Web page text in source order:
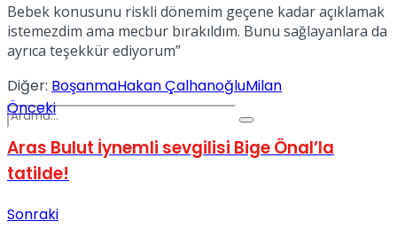
Bebek konusunu riskli dönemim geçene kadar açıklamak
istemezdim ama mecbur bırakıldım. Bunu sağlayanlara da
ayrıca teşekkür ediyorum”
Diğer: BoşanmaHakan ÇalhanoğluMilan
Önceki
Aras Bulut İynemli sevgilisi Bige Önal’la
tatilde!
Sonraki